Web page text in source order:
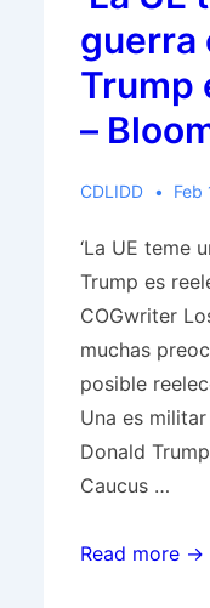
guerra
Trump
–
CDLIDD Feb
‘La UE teme
Trump es
COGwriter
muchas
posible
Una es
Donald
Caucus …
‘La
Read more →